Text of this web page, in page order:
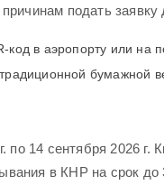
подать
код в аэропорту или
бумажной
по 14 сентября 2026
в КНР на срок до